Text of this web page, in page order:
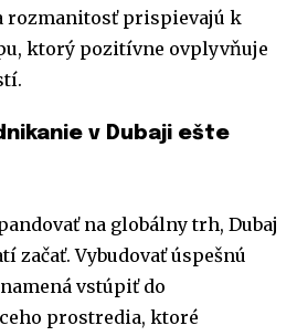
rozmanitosť prispievajú k
ktorý pozitívne ovplyvňuje
v Dubaji ešte
na globálny trh, Dubaj
začať. Vybudovať úspešnú
vstúpiť do
prostredia, ktoré